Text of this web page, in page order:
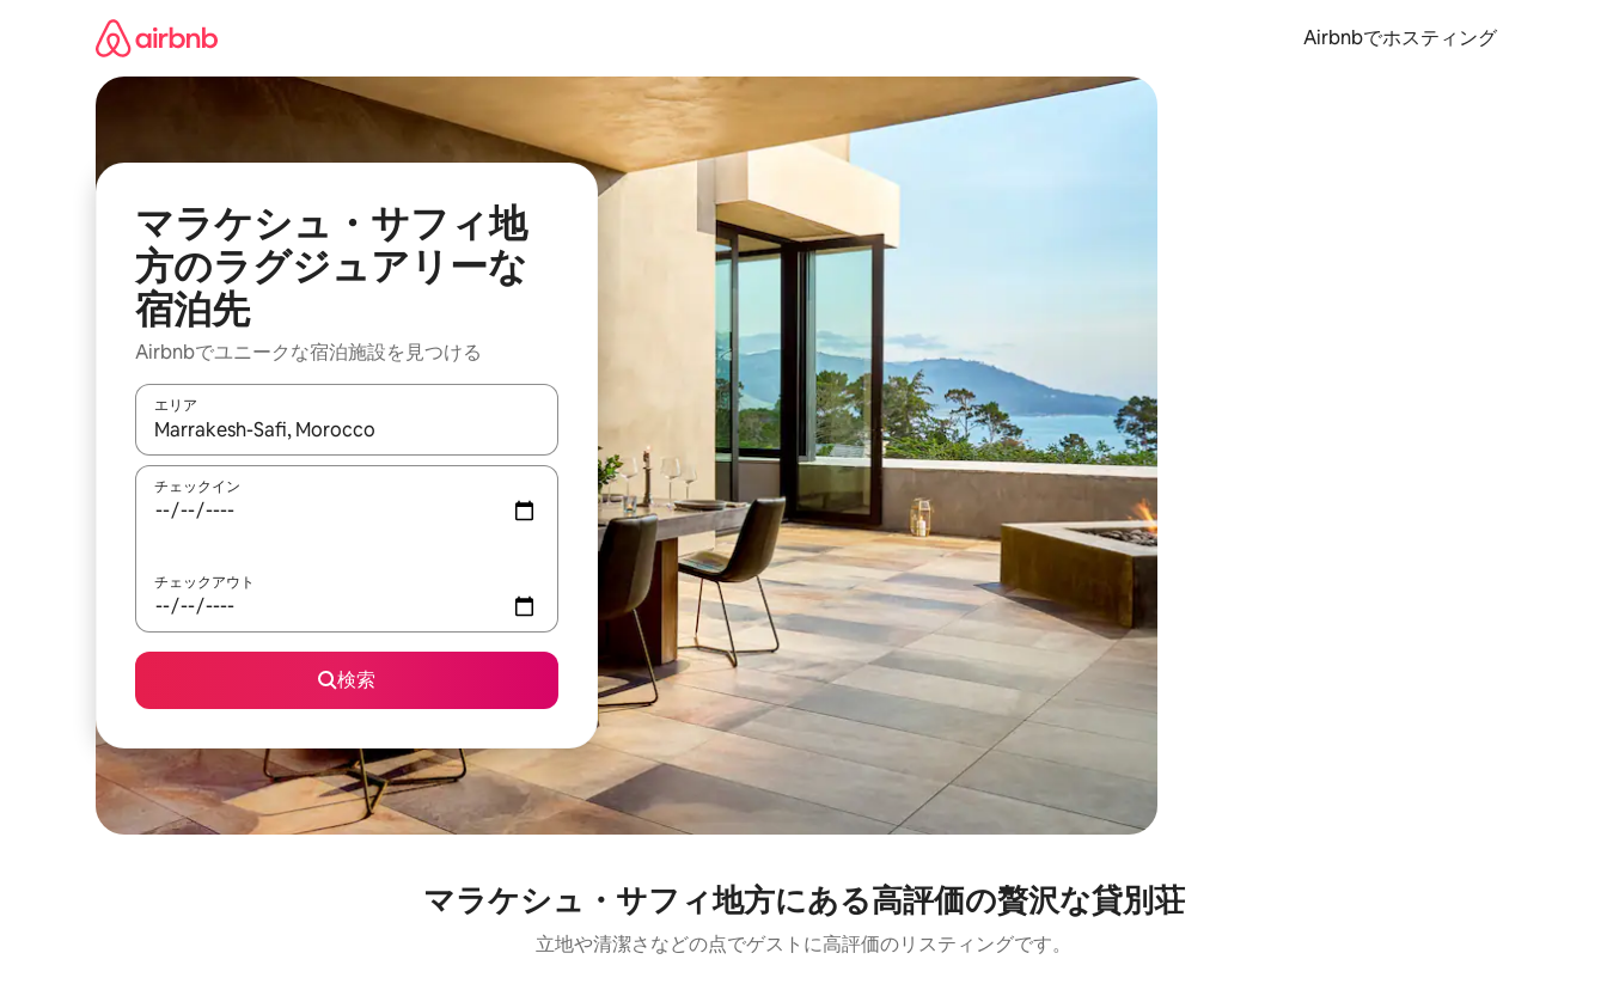
Airbnbでホスティング
マラケシュ・サフィ地
方のラグジュアリーな
宿泊先
Airbnbでユニークな宿泊施設を見つける
エリア
検索結果が表示されたら、上下の矢印キーを使って移動するか、画面をタッチまたはスワイプして検索結果を確認することができます。
チェックイン
チェックアウト
検索
マラケシュ・サフィ地方に⁠あ⁠る高⁠評⁠価⁠の贅⁠沢⁠な貸⁠別⁠荘
立地や清潔さなどの点でゲストに高評価のリスティングです。